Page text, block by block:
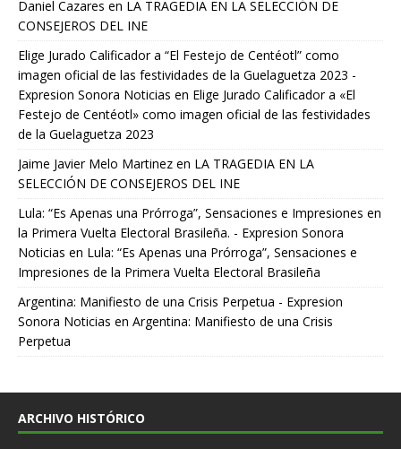
Daniel Cazares en LA TRAGEDIA EN LA SELECCIÓN DE
CONSEJEROS DEL INE
Elige Jurado Calificador a “El Festejo de Centéotl” como
imagen oficial de las festividades de la Guelaguetza 2023 -
Expresion Sonora Noticias en Elige Jurado Calificador a «El
Festejo de Centéotl» como imagen oficial de las festividades
de la Guelaguetza 2023
Jaime Javier Melo Martinez en LA TRAGEDIA EN LA
SELECCIÓN DE CONSEJEROS DEL INE
Lula: “Es Apenas una Prórroga”, Sensaciones e Impresiones en
la Primera Vuelta Electoral Brasileña. - Expresion Sonora
Noticias en Lula: “Es Apenas una Prórroga”, Sensaciones e
Impresiones de la Primera Vuelta Electoral Brasileña
Argentina: Manifiesto de una Crisis Perpetua - Expresion
Sonora Noticias en Argentina: Manifiesto de una Crisis
Perpetua
ARCHIVO HISTÓRICO